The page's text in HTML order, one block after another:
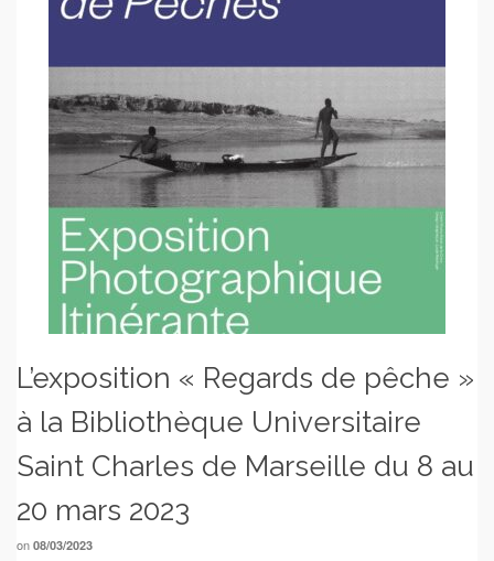
L’exposition « Regards de pêche »
à la Bibliothèque Universitaire
Saint Charles de Marseille du 8 au
20 mars 2023
on 08/03/2023